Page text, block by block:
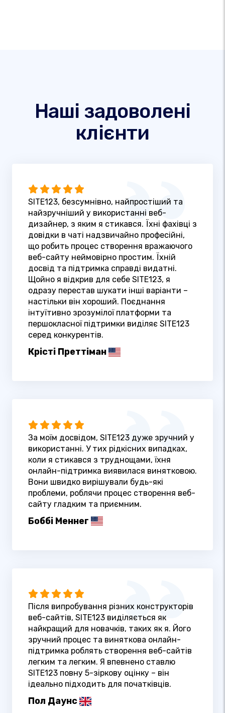
Наші задоволені
клієнти
SITE123, безсумнівно, найпростіший та
найзручніший у використанні веб-
дизайнер, з яким я стикався. Їхні фахівці з
довідки в чаті надзвичайно професійні,
що робить процес створення вражаючого
веб-сайту неймовірно простим. Їхній
досвід та підтримка справді видатні.
Щойно я відкрив для себе SITE123, я
одразу перестав шукати інші варіанти –
настільки він хороший. Поєднання
інтуїтивно зрозумілої платформи та
першокласної підтримки виділяє SITE123
серед конкурентів.
Крісті Преттіман
За моїм досвідом, SITE123 дуже зручний у
використанні. У тих рідкісних випадках,
коли я стикався з труднощами, їхня
онлайн-підтримка виявилася винятковою.
Вони швидко вирішували будь-які
проблеми, роблячи процес створення веб-
сайту гладким та приємним.
Боббі Меннег
Після випробування різних конструкторів
веб-сайтів, SITE123 виділяється як
найкращий для новачків, таких як я. Його
зручний процес та виняткова онлайн-
підтримка роблять створення веб-сайтів
легким та легким. Я впевнено ставлю
SITE123 повну 5-зіркову оцінку – він
ідеально підходить для початківців.
Пол Даунс